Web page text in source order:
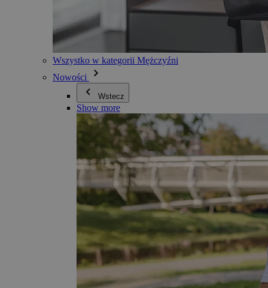
Wszystko w kategorii Mężczyźni
Nowości
Wstecz
Show more